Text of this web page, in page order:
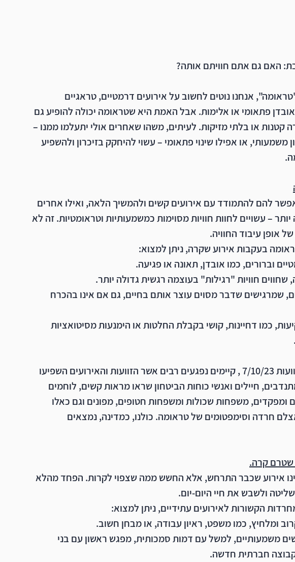
האם גם אתם חוויתם אותה?
אנחנו נוטים לחשוב על אירועים דרמטיים, טראגיים
אובדן פתאומי או אלימות. אבל האמת היא שטראומה יכולה להופיע גם
קטנות או בלתי מזיקות. לעיתים, משהו שאחרים אולי יתעלמו ממנו –
משמעותי, או אפילו שינוי פתאומי – עשוי להיחקק בזיכרון ולהשפיע
להם להתמודד עם אירועים קשים ולהמשיך הלאה, ואילו אחרים
– עשויים לחוות חוויות מסוימות כמשמעותיות וטראומטיות. זה לא
אופן עיבוד החוויה.
בעקבות אירוע שקרה, ניתן למצוא:
וברורים, כמו אובדן, תאונה או פגיעה.
, שחווים חוויות "רגילות" בעוצמה רגשית גדולה יותר.
, שמרגישים שדבר מסוים עוצר אותם בחיים, גם אם אינו בהכרח
, כמו דחיינות, קושי בקבלת החלטות או הימנעות מסיטואציות
- מאז זוועות 7/10/23 , קיימים נפגעים רבים אשר הזוועות והאירועים השפיעו
חיילים ואנשי כוחות הביטחון שראו מראות קשים, לוחמים
ומפקדים, משפחות שכולות ומשפחות חטופים, מפונים וגם כאלו
חרדה וסימפטומים של טראומה. כולנו, כמדינה, נמצאים
שטרם קרה.
אירוע שכבר התרחש, אלא החשש ממה שצפוי לקרות. הפחד מהלא
ולשבש את חיי היום-יום.
הקשורות לאירועים עתידיים, ניתן למצוא:
ומלחיץ, כמו משפט, ראיון עבודה, או מבחן חשוב.
משמעותיים, למשל עם דמות סמכותית, מפגש ראשון עם בני
חברתית חדשה.